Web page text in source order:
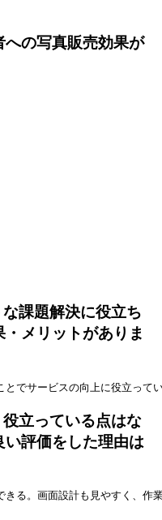
への写真販売効果が
課題解決に役立ち
メリットがありま
でサービスの向上に役立って
立っている点はな
評価をした理由は
る。画面設計も見やすく、作